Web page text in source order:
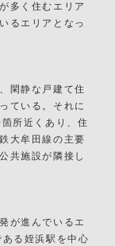
多く住むエリア
るエリアとなっ
閑静な戸建て住
ている。それに
所近くあり、住
大牟田線の主要
共施設が隣接し
が進んでいるエ
る姪浜駅を中心